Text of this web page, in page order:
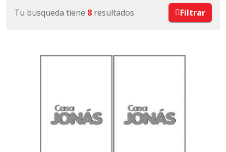
Tu busqueda tiene 8 resultados Filtrar